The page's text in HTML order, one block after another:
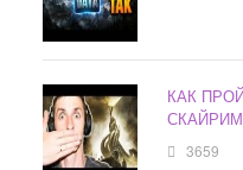
КАК
3659